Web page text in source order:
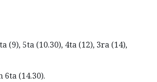
(9), 5ta (10.30), 4ta (12), 3ra (14),
6ta (14.30).